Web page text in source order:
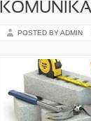
POSTED BY ADMIN